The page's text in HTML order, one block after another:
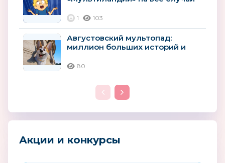
1 103
Августовский мультопад:
миллион больших историй и
80
Акции и конкурсы